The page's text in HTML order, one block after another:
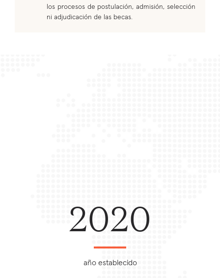
los procesos de postulación, admisión, selección
ni adjudicación de las becas.
2020
año establecido